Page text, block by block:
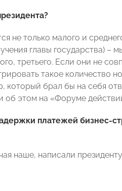
не только малого и
главы государства) –
третьего. Если они не
такое количество
который брал бы на себя
об этом на «Форуме
платежей бизнес-
наше, написали